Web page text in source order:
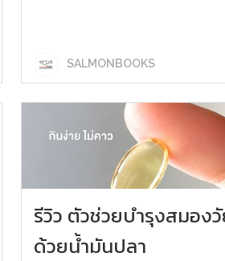
SALMONBOOKS
รีวิว ตัวช่วยบำรุงสมอง
ด้วยน้ำมันปลา